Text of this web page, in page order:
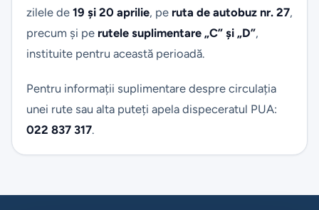
zilele de 19 și 20 aprilie, pe ruta de autobuz nr. 27,
precum și pe rutele suplimentare „C” și „D”,
instituite pentru această perioadă.
Pentru informații suplimentare despre circulația
unei rute sau alta puteți apela dispeceratul PUA:
022 837 317.